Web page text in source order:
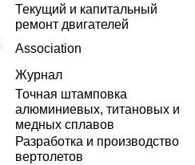
Текущий и капитальный
ремонт двигателей
Association
Журнал
Точная штамповка
алюминиевых, титановых и
медных сплавов
Разработка и производство
вертолетов